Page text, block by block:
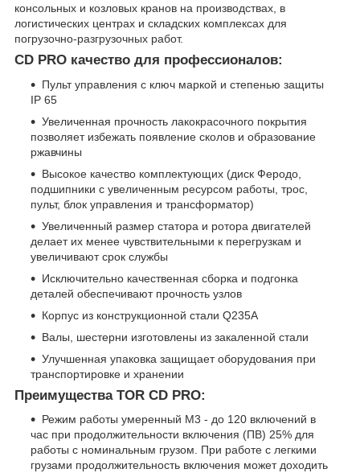
консольных и козловых кранов на производствах, в
логистических центрах и складских комплексах для
погрузочно-разгрузочных работ.
CD PRO качество для профессионалов:
Пульт управления с ключ маркой и степенью защиты
IP 65
Увеличенная прочность лакокрасочного покрытия
позволяет избежать появление сколов и образование
ржавчины
Высокое качество комплектующих (диск Феродо,
подшипники с увеличенным ресурсом работы, трос,
пульт, блок управления и трансформатор)
Увеличенный размер статора и ротора двигателей
делает их менее чувствительными к перегрузкам и
увеличивают срок службы
Исключительно качественная сборка и подгонка
деталей обеспечивают прочность узлов
Корпус из конструкционной стали Q235A
Валы, шестерни изготовлены из закаленной стали
Улучшенная упаковка защищает оборудования при
транспортировке и хранении
Преимущества TOR CD PRO:
Режим работы умеренный М3 - до 120 включений в
час при продолжительности включения (ПВ) 25% для
работы с номинальным грузом. При работе с легкими
грузами продолжительность включения может доходить